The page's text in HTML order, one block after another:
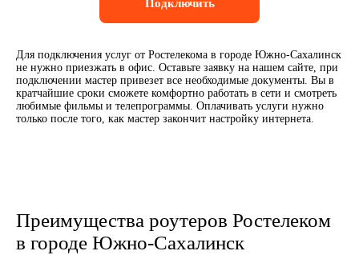
Подключить
Для подключения услуг от Ростелекома в городе Южно-Сахалинск
не нужно приезжать в офис. Оставьте заявку на нашем сайте, при
подключении мастер привезет все необходимые документы. Вы в
кратчайшие сроки сможете комфортно работать в сети и смотреть
любимые фильмы и телепрограммы. Оплачивать услуги нужно
только после того, как мастер закончит настройку интернета.
Преимущества роутеров Ростелеком
в городе Южно-Сахалинск